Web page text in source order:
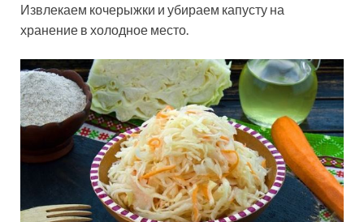
Извлекаем кочерыжки и убираем капусту на
хранение в холодное место.